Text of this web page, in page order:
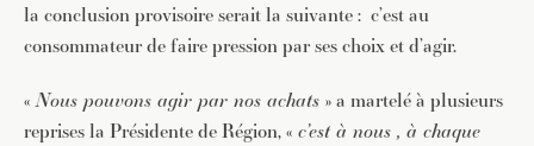
la conclusion provisoire serait la suivante : c’est au
consommateur de faire pression par ses choix et d’agir.
«Nous pouvons agir par nos achats » a martelé à plusieurs
reprises la Présidente de Région, « c’est à nous , à chaque